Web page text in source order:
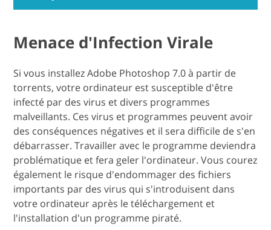
Menace d'Infection Virale
Si vous installez Adobe Photoshop 7.0 à partir de
torrents, votre ordinateur est susceptible d'être
infecté par des virus et divers programmes
malveillants. Ces virus et programmes peuvent avoir
des conséquences négatives et il sera difficile de s'en
débarrasser. Travailler avec le programme deviendra
problématique et fera geler l'ordinateur. Vous courez
également le risque d'endommager des fichiers
importants par des virus qui s'introduisent dans
votre ordinateur après le téléchargement et
l'installation d'un programme piraté.